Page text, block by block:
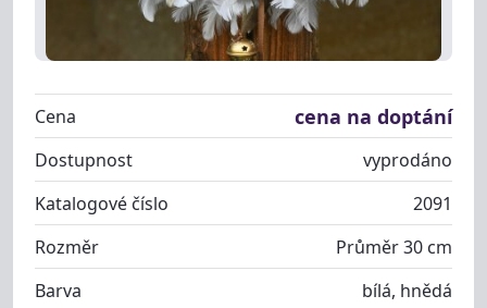
Cena cena na doptání
Dostupnost
vyprodáno
Katalogové číslo
2091
Rozměr
Průměr 30 cm
Barva
bílá, hnědá